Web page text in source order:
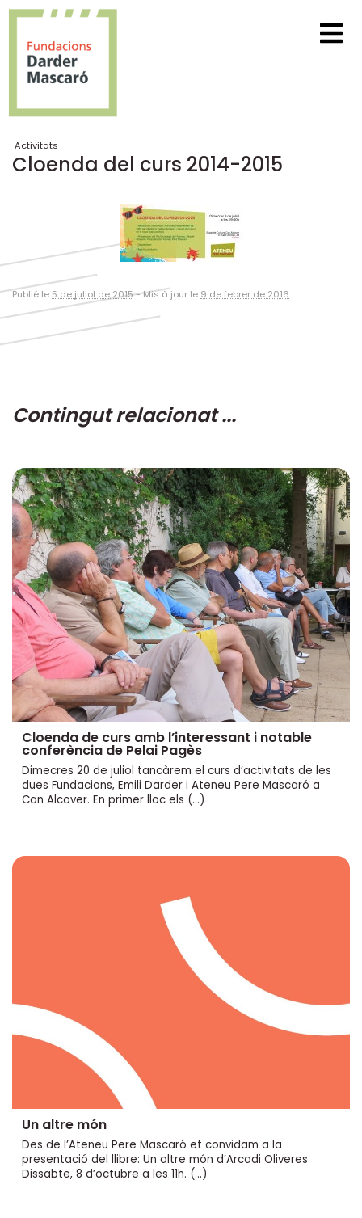
Activitats
Cloenda del curs 2014-2015
Publié le 5 de juliol de 2015-Mis à jour le 9 de febrer de 2016
Contingut relacionat ...
Cloenda de curs amb l’interessant i notable
conferència de Pelai Pagès
Dimecres 20 de juliol tancàrem el curs d’activitats de les
dues Fundacions, Emili Darder i Ateneu Pere Mascaró a
Can Alcover. En primer lloc els (…)
Un altre món
Des de l’Ateneu Pere Mascaró et convidam a la
presentació del llibre: Un altre món d’Arcadi Oliveres
Dissabte, 8 d’octubre a les 11h. (…)